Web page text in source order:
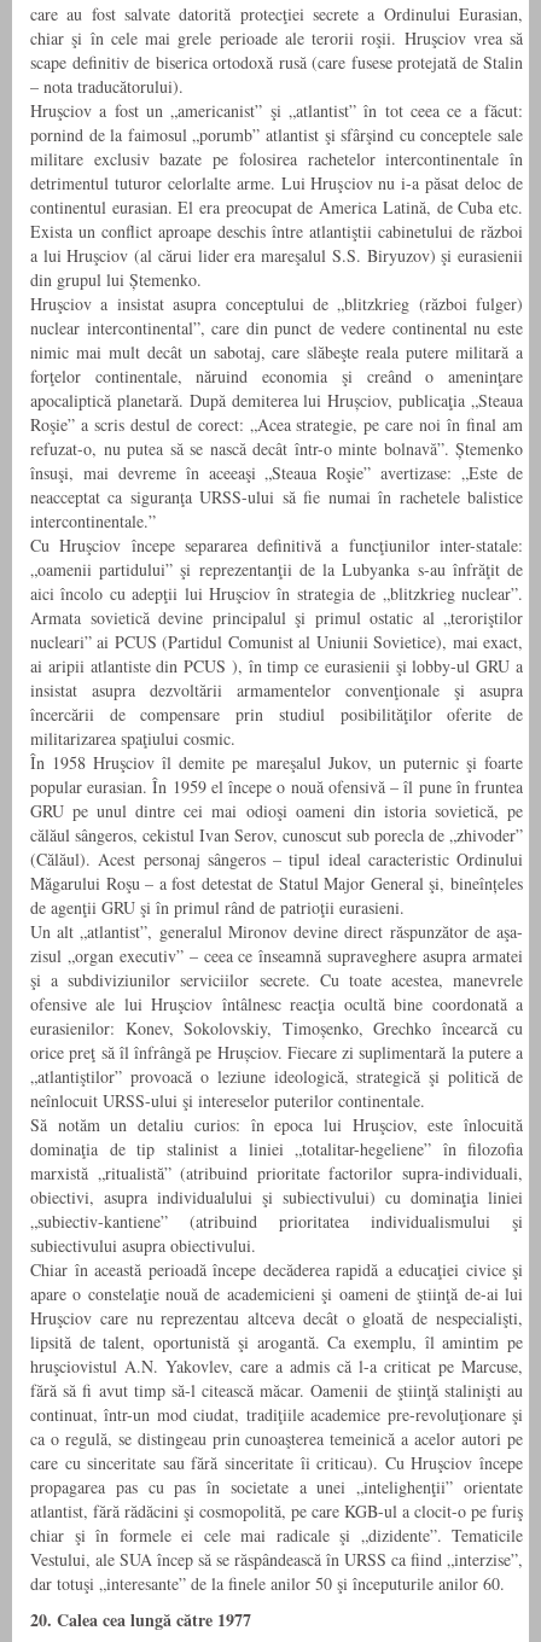
care au fost salvate datorită protecţiei secrete a Ordinului Eurasian,
chiar şi în cele mai grele perioade ale terorii roşii. Hruşciov vrea să
scape definitiv de biserica ortodoxă rusă (care fusese protejată de Stalin
– nota traducătorului).
Hruşciov a fost un „americanist” şi „atlantist” în tot ceea ce a făcut:
pornind de la faimosul „porumb” atlantist şi sfârşind cu conceptele sale
militare exclusiv bazate pe folosirea rachetelor intercontinentale în
detrimentul tuturor celorlalte arme. Lui Hruşciov nu i-a păsat deloc de
continentul eurasian. El era preocupat de America Latină, de Cuba etc.
Exista un conflict aproape deschis între atlantiştii cabinetului de război
a lui Hruşciov (al cărui lider era mareşalul S.S. Biryuzov) şi eurasienii
din grupul lui Ștemenko.
Hruşciov a insistat asupra conceptului de „blitzkrieg (război fulger)
nuclear intercontinental”, care din punct de vedere continental nu este
nimic mai mult decât un sabotaj, care slăbeşte reala putere militară a
forţelor continentale, năruind economia şi creând o ameninţare
apocaliptică planetară. După demiterea lui Hrușciov, publicaţia „Steaua
Roşie” a scris destul de corect: „Acea strategie, pe care noi în final am
refuzat-o, nu putea să se nască decât într-o minte bolnavă”. Ștemenko
însuşi, mai devreme în aceeaşi „Steaua Roşie” avertizase: „Este de
neacceptat ca siguranţa URSS-ului să fie numai în rachetele balistice
intercontinentale.”
Cu Hruşciov începe separarea definitivă a funcţiunilor inter-statale:
„oamenii partidului” şi reprezentanţii de la Lubyanka s-au înfrăţit de
aici încolo cu adepţii lui Hruşciov în strategia de „blitzkrieg nuclear”.
Armata sovietică devine principalul şi primul ostatic al „teroriştilor
nucleari” ai PCUS (Partidul Comunist al Uniunii Sovietice), mai exact,
ai aripii atlantiste din PCUS ), în timp ce eurasienii şi lobby-ul GRU a
insistat asupra dezvoltării armamentelor convenţionale şi asupra
încercării de compensare prin studiul posibilităţilor oferite de
militarizarea spaţiului cosmic.
În 1958 Hruşciov îl demite pe mareşalul Jukov, un puternic şi foarte
popular eurasian. În 1959 el începe o nouă ofensivă – îl pune în fruntea
GRU pe unul dintre cei mai odioşi oameni din istoria sovietică, pe
călăul sângeros, cekistul Ivan Serov, cunoscut sub porecla de „zhivoder”
(Călăul). Acest personaj sângeros – tipul ideal caracteristic Ordinului
Măgarului Roşu – a fost detestat de Statul Major General şi, bineînțeles
de agenţii GRU şi în primul rând de patrioţii eurasieni.
Un alt „atlantist”, generalul Mironov devine direct răspunzător de aşa-
zisul „organ executiv” – ceea ce înseamnă supraveghere asupra armatei
şi a subdiviziunilor serviciilor secrete. Cu toate acestea, manevrele
ofensive ale lui Hruşciov întâlnesc reacţia ocultă bine coordonată a
eurasienilor: Konev, Sokolovskiy, Timoșenko, Grechko încearcă cu
orice preţ să îl înfrângă pe Hrușciov. Fiecare zi suplimentară la putere a
„atlantiştilor” provoacă o leziune ideologică, strategică şi politică de
neînlocuit URSS-ului şi intereselor puterilor continentale.
Să notăm un detaliu curios: în epoca lui Hruşciov, este înlocuită
dominaţia de tip stalinist a liniei „totalitar-hegeliene” în filozofia
marxistă „ritualistă” (atribuind prioritate factorilor supra-individuali,
obiectivi, asupra individualului şi subiectivului) cu dominaţia liniei
„subiectiv-kantiene” (atribuind prioritatea individualismului şi
subiectivului asupra obiectivului.
Chiar în această perioadă începe decăderea rapidă a educaţiei civice şi
apare o constelaţie nouă de academicieni şi oameni de ştiinţă de-ai lui
Hruşciov care nu reprezentau altceva decât o gloată de nespecialişti,
lipsită de talent, oportunistă şi arogantă. Ca exemplu, îl amintim pe
hruşciovistul A.N. Yakovlev, care a admis că l-a criticat pe Marcuse,
fără să fi avut timp să-l citească măcar. Oamenii de ştiinţă stalinişti au
continuat, într-un mod ciudat, tradiţiile academice pre-revoluţionare şi
ca o regulă, se distingeau prin cunoaşterea temeinică a acelor autori pe
care cu sinceritate sau fără sinceritate îi criticau). Cu Hruşciov începe
propagarea pas cu pas în societate a unei „intelighenţii” orientate
atlantist, fără rădăcini şi cosmopolită, pe care KGB-ul a clocit-o pe furiş
chiar şi în formele ei cele mai radicale şi „dizidente”. Tematicile
Vestului, ale SUA încep să se răspândească în URSS ca fiind „interzise”,
dar totuşi „interesante” de la finele anilor 50 şi începuturile anilor 60.
20. Calea cea lungă către 1977